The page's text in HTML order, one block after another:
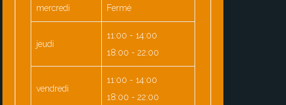
mercredi Fermé
jeudi
11:00 - 14:00
18:00 - 22:00
vendredi
11:00 - 14:00
18:00 - 22:00